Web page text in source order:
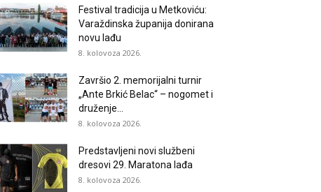
Festival tradicija u Metkoviću:
Varaždinska županija donirana
novu lađu
8. kolovoza 2026.
Završio 2. memorijalni turnir
„Ante Brkić Belac“ – nogomet i
druženje...
8. kolovoza 2026.
Predstavljeni novi službeni
dresovi 29. Maratona lađa
8. kolovoza 2026.